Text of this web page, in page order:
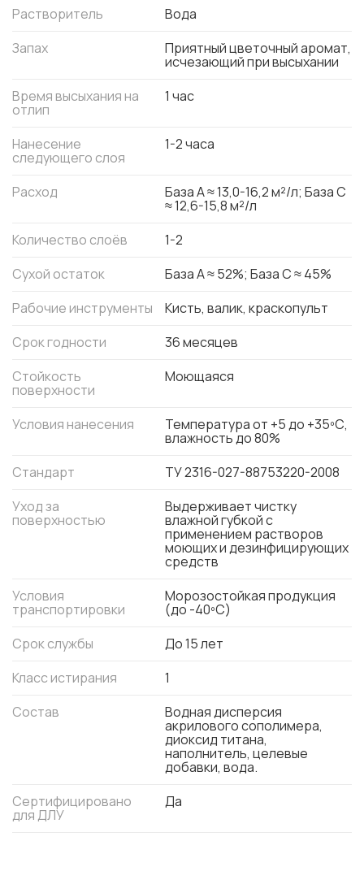
Растворитель
Вода
Запах
Приятный цветочный аромат,
исчезающий при высыхании
Время высыхания на
отлип
1 час
Нанесение
следующего слоя
1-2 часа
Расход База А ≈ 13,0-16,2 м²/л; База С
≈ 12,6-15,8 м²/л
Количество слоёв
1-2
Сухой остаток
База А ≈ 52%; База С ≈ 45%
Рабочие инструменты
Кисть, валик, краскопульт
Срок годности
36 месяцев
Стойкость
поверхности
Моющаяся
Условия нанесения Температура от +5 до +35ºС,
влажность до 80%
Стандарт
ТУ 2316-027-88753220-2008
Уход за
поверхностью
Выдерживает чистку
влажной губкой с
применением растворов
моющих и дезинфицирующих
средств
Условия
транспортировки
Морозостойкая продукция
(до -40ºС)
Срок службы
До 15 лет
Класс истирания
1
Состав
Водная дисперсия
акрилового сополимера,
диоксид титана,
наполнитель, целевые
добавки, вода.
Сертифицировано
для ДЛУ
Да